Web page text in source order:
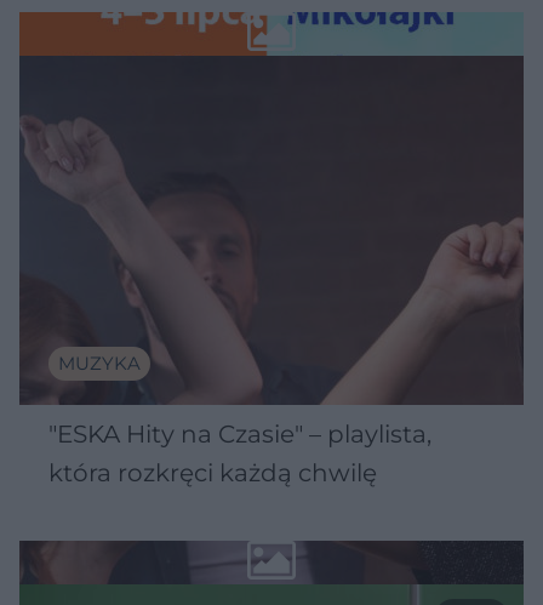
Wawelu
MUZYKA
"ESKA Hity na Czasie" – playlista,
która rozkręci każdą chwilę